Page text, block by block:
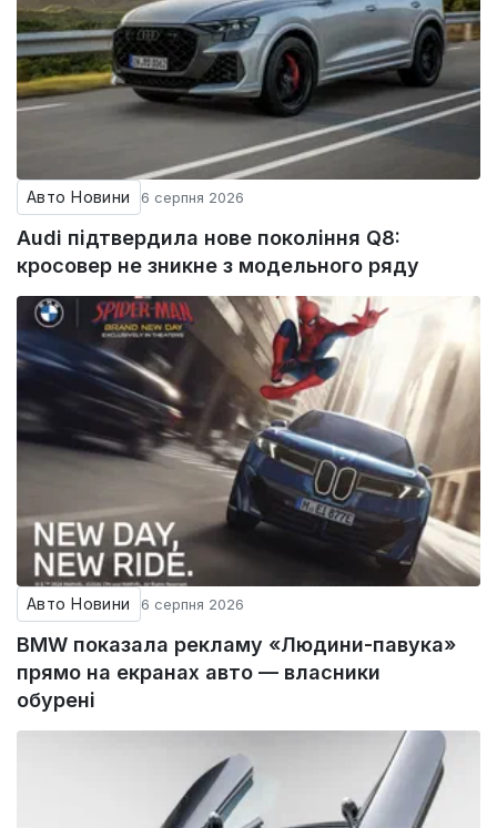
Авто Новини 6 серпня 2026
Audi підтвердила нове покоління Q8:
кросовер не зникне з модельного ряду
Авто Новини 6 серпня 2026
BMW показала рекламу «Людини-павука»
прямо на екранах авто — власники
обурені